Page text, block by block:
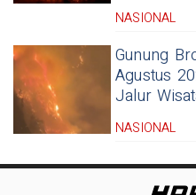
NASIONAL
Gunung
Agustus
Jalur
NASIONAL